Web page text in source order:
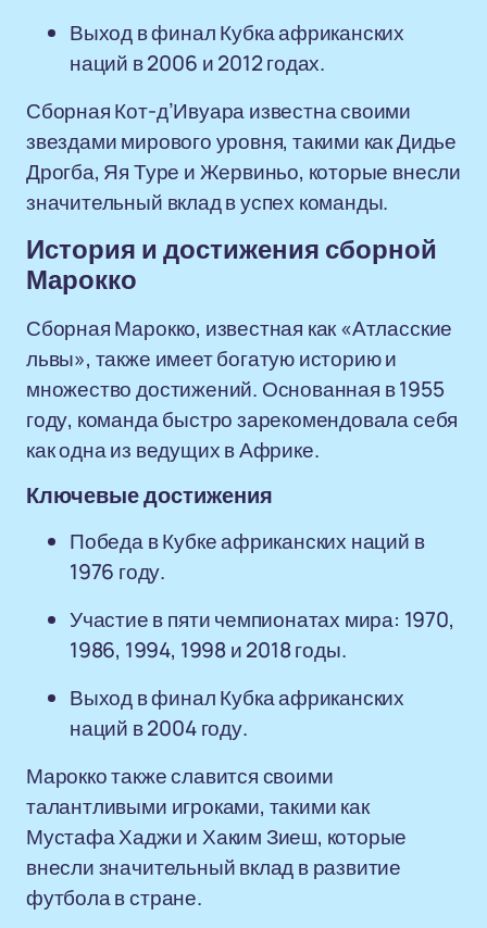
Выход в финал Кубка африканских
наций в 2006 и 2012 годах.
Сборная Кот-д’Ивуара известна своими
звездами мирового уровня, такими как Дидье
Дрогба, Яя Туре и Жервиньо, которые внесли
значительный вклад в успех команды.
История и достижения сборной
Марокко
Сборная Марокко, известная как «Атласские
львы», также имеет богатую историю и
множество достижений. Основанная в 1955
году, команда быстро зарекомендовала себя
как одна из ведущих в Африке.
Ключевые достижения
Победа в Кубке африканских наций в
1976 году.
Участие в пяти чемпионатах мира: 1970,
1986, 1994, 1998 и 2018 годы.
Выход в финал Кубка африканских
наций в 2004 году.
Марокко также славится своими
талантливыми игроками, такими как
Мустафа Хаджи и Хаким Зиеш, которые
внесли значительный вклад в развитие
футбола в стране.